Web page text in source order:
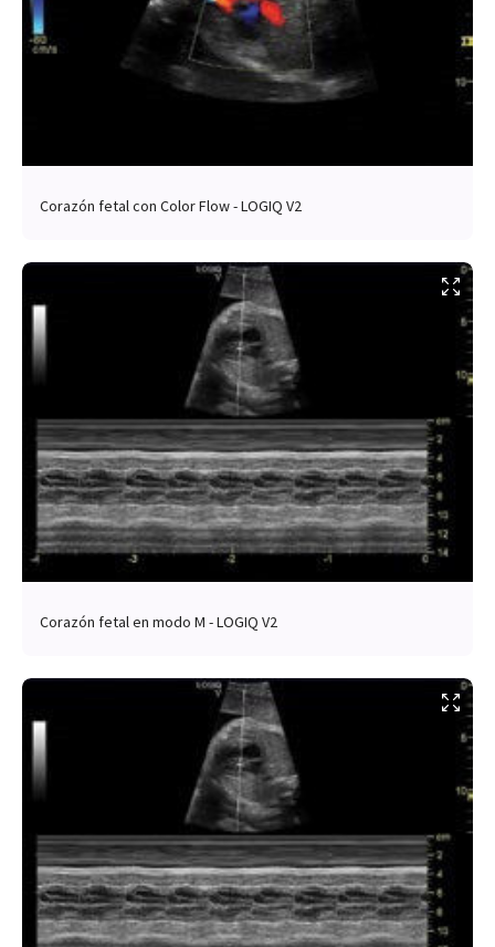
Corazón fetal con Color Flow - LOGIQ V2
Corazón fetal en modo M - LOGIQ V2